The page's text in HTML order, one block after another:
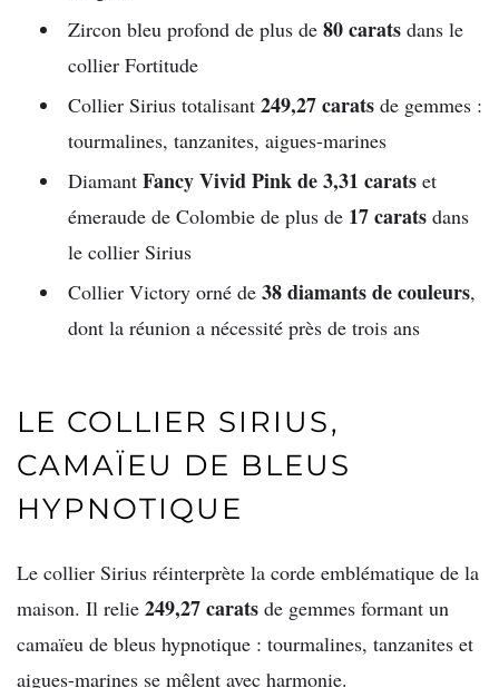
Zircon bleu profond de plus de 80 carats dans le
collier Fortitude
Collier Sirius totalisant 249,27 carats de gemmes :
tourmalines, tanzanites, aigues-marines
Diamant Fancy Vivid Pink de 3,31 carats et
émeraude de Colombie de plus de 17 carats dans
le collier Sirius
Collier Victory orné de 38 diamants de couleurs,
dont la réunion a nécessité près de trois ans
LE COLLIER SIRIUS,
CAMAÏEU DE BLEUS
HYPNOTIQUE
Le collier Sirius réinterprète la corde emblématique de la
maison. Il relie 249,27 carats de gemmes formant un
camaïeu de bleus hypnotique : tourmalines, tanzanites et
aigues-marines se mêlent avec harmonie.